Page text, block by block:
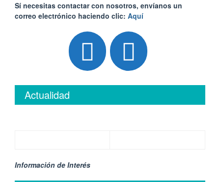
Sí necesitas contactar con nosotros, envíanos un
correo electrónico haciendo clic: Aquí
Actualidad
Información de Interés